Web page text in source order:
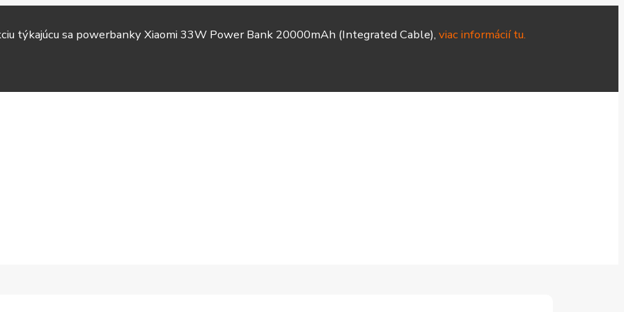
týkajúcu sa powerbanky Xiaomi 33W Power Bank 20000mAh (Integrated Cable), viac informácií tu.